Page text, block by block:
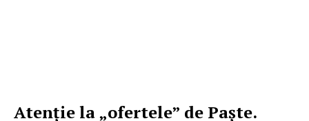
Atenție la „ofertele” de Paște.